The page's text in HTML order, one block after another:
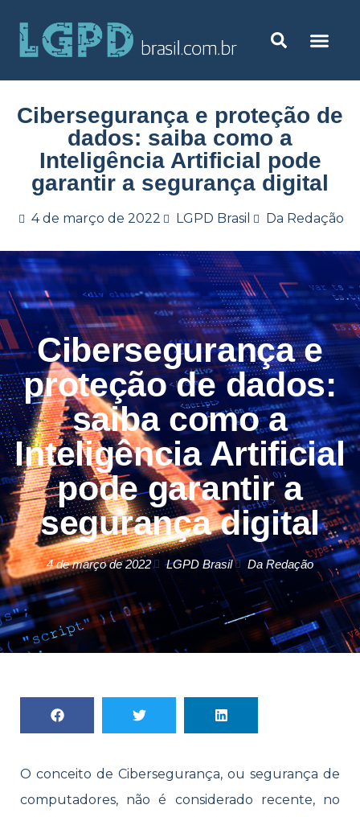
Cibersegurança e proteção de
dados: saiba como a
Inteligência Artificial pode
garantir a segurança digital
4 de março de 2022 LGPD Brasil Da Redação
Cibersegurança e
proteção de dados:
saiba como a
Inteligência Artificial
pode garantir a
segurança digital
4 de março de 2022 LGPD Brasil Da Redação
O conceito de Cibersegurança, ou segurança de
computadores, não é considerado recente, no